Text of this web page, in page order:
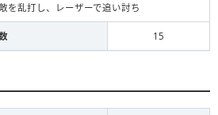
を乱打し、レーザーで追い討ち
15